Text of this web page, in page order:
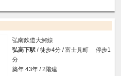
弘南鉄道大鰐線
弘高下駅 / 徒歩4分 / 富士見町 停歩1
分
築年 43年 / 2階建